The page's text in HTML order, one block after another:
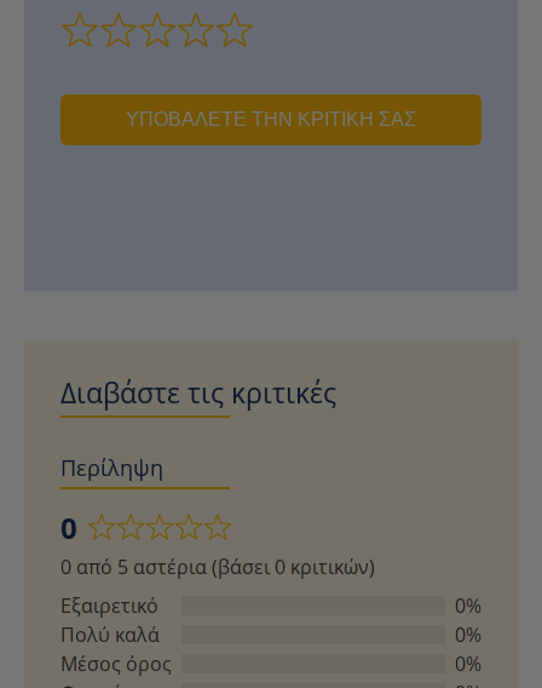
ΥΠΟΒΆΛΕΤΕ ΤΗΝ ΚΡΙΤΙΚΉ ΣΑΣ
Διαβάστε τις κριτικές
Περίληψη
0
Βαθμολογήθηκε
με
0
από
5
0 από 5 αστέρια (βάσει 0 κριτικών)
Εξαιρετικό
0%
Πολύ καλά
0%
Μέσος όρος
0%